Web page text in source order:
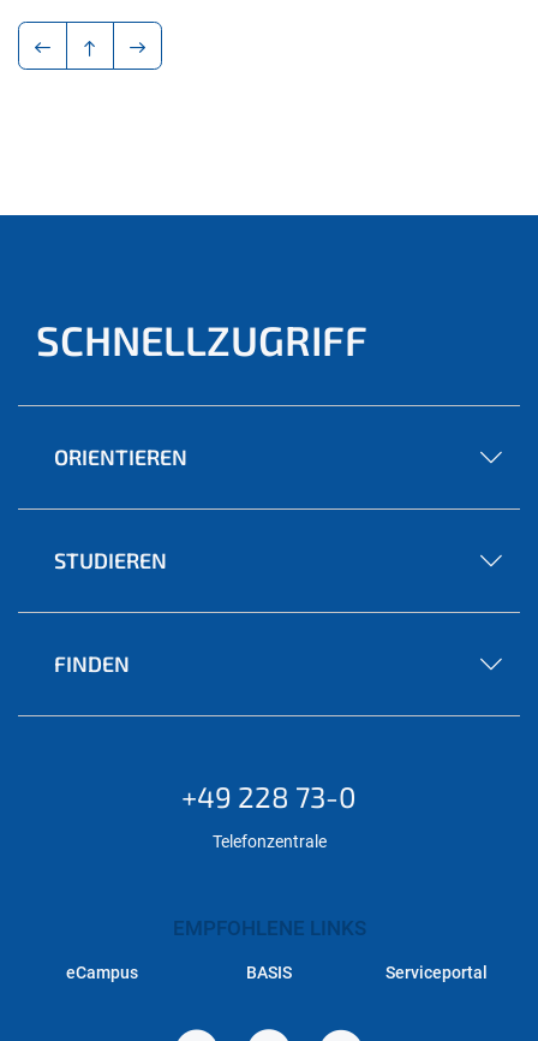
SCHNELLZUGRIFF
ORIENTIEREN
STUDIEREN
FINDEN
+49 228 73-0
Telefonzentrale
EMPFOHLENE LINKS
eCampus BASIS Serviceportal